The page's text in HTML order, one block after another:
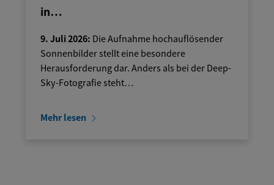
in…
9. Juli 2026: Die Aufnahme hochauflösender
Sonnenbilder stellt eine besondere
Herausforderung dar. Anders als bei der Deep-
Sky-Fotografie steht…
Mehr lesen